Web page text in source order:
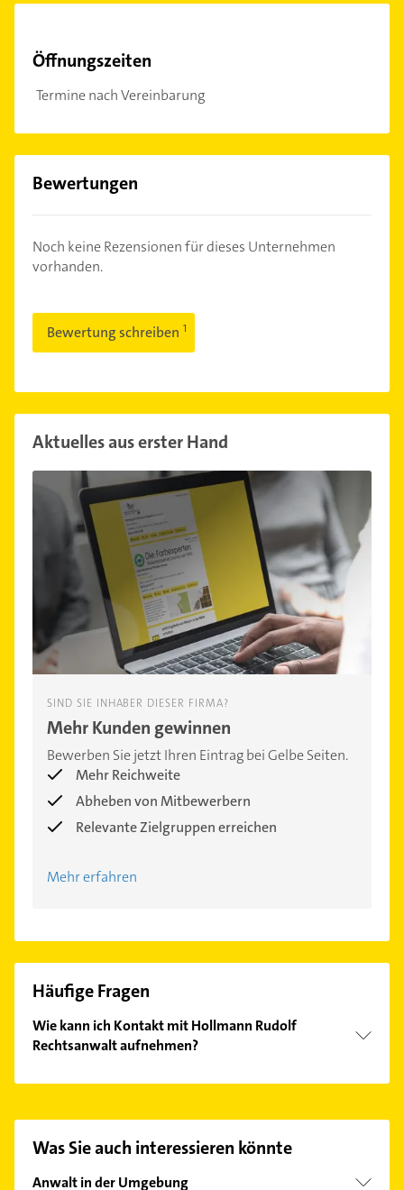
Öffnungszeiten
Termine nach Vereinbarung
Bewertungen
Noch keine Rezensionen für dieses Unternehmen
vorhanden.
Bewertung schreiben
Aktuelles aus erster Hand
SIND SIE INHABER DIESER FIRMA?
Mehr Kunden gewinnen
Bewerben Sie jetzt Ihren Eintrag bei Gelbe Seiten.
Mehr Reichweite
Abheben von Mitbewerbern
Relevante Zielgruppen erreichen
Mehr erfahren
Häufige Fragen
Wie kann ich Kontakt mit Hollmann Rudolf
Rechtsanwalt aufnehmen?
finden Sie alleKontaktdaten.
Was Sie auch interessieren könnte
Anwalt in der Umgebung